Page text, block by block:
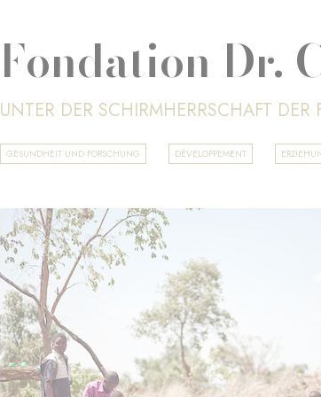
Fondation Dr.
UNTER DER SCHIRMHERRSCHAFT
GESUNDHEIT UND FORSCHUNG DÉVELOPPEMENT